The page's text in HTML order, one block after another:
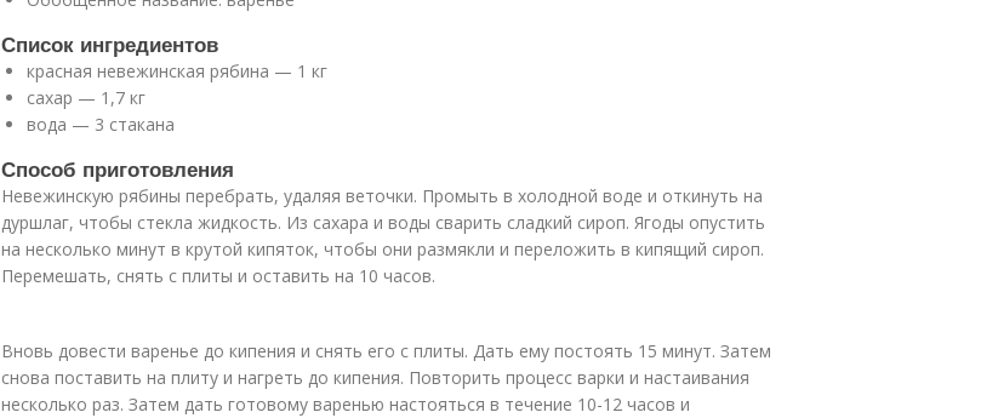
Список ингредиентов
красная невежинская рябина — 1 кг
сахар — 1,7 кг
вода — 3 стакана
Способ приготовления
Невежинскую рябины перебрать, удаляя веточки. Промыть в холодной воде и откинуть на
дуршлаг, чтобы стекла жидкость. Из сахара и воды сварить сладкий сироп. Ягоды опустить
на несколько минут в крутой кипяток, чтобы они размякли и переложить в кипящий сироп.
Перемешать, снять с плиты и оставить на 10 часов.
Вновь довести варенье до кипения и снять его с плиты. Дать ему постоять 15 минут. Затем
снова поставить на плиту и нагреть до кипения. Повторить процесс варки и настаивания
несколько раз. Затем дать готовому варенью настояться в течение 10-12 часов и